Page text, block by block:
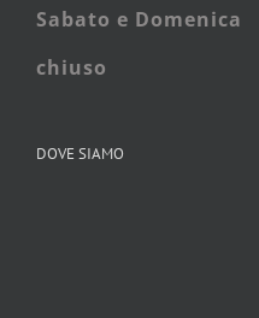
Sabato e Domenica
chiuso
DOVE SIAMO